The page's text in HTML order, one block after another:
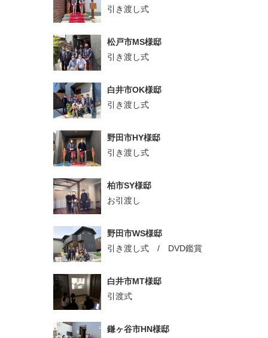
引き渡し式
松戸市MS様邸
引き渡し式
白井市OK様邸
引き渡し式
野田市HY様邸
引き渡し式
柏市SY様邸
お引渡し
野田市WS様邸
引き渡し式 / DVD鑑賞
白井市MT様邸
引渡式
鎌ヶ谷市HN様邸